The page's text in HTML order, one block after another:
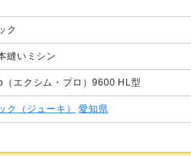
ク
縫いミシン
（エクシム・プロ）9600 HL型
ク（ジューキ） 愛知県